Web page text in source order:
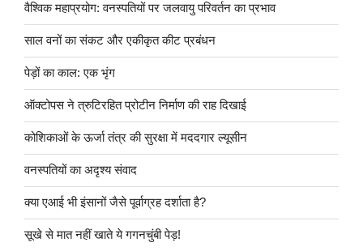
वैश्विक महाप्रयोग: वनस्पतियों पर जलवायु परिवर्तन का प्रभाव
साल वनों का संकट और एकीकृत कीट प्रबंधन
पेड़ों का काल: एक भृंग
ऑक्टोपस ने त्रुटिरहित प्रोटीन निर्माण की राह दिखाई
कोशिकाओं के ऊर्जा तंत्र की सुरक्षा में मददगार ल्यूसीन
वनस्पतियों का अदृश्य संवाद
क्या एआई भी इंसानों जैसे पूर्वाग्रह दर्शाता है?
सूखे से मात नहीं खाते ये गगनचुंबी पेड़!